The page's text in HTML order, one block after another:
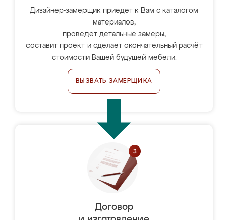
Дизайнер-замерщик приедет к Вам с каталогом
материалов,
проведёт детальные замеры,
составит проект и сделает окончательный расчёт
стоимости Вашей будущей мебели.
ВЫЗВАТЬ ЗАМЕРЩИКА
Договор